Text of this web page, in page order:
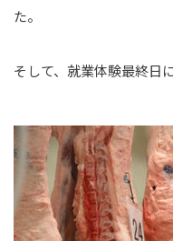
た。
そして、就業体験最終日